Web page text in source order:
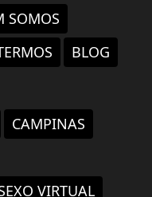
SOMOS
BLOG
CAMPINAS
VIRTUAL